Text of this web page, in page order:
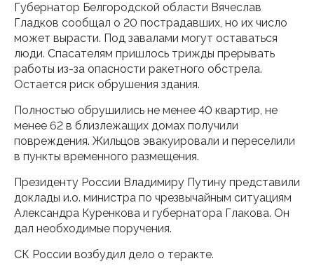
Губернатор Белгородской области Вячеслав
Гладков сообщал о 20 пострадавших, но их число
может вырасти. Под завалами могут оставаться
люди. Спасателям пришлось трижды прерывать
работы из-за опасности ракетного обстрела.
Остается риск обрушения здания.
Полностью обрушились не менее 40 квартир, не
менее 62 в близлежащих домах получили
повреждения. Жильцов эвакуировали и переселили
в пункты временного размещения.
Президенту России Владимиру Путину представили
доклады и.о. министра по чрезвычайным ситуациям
Александра Куренкова и губернатора Глакова. Он
дал необходимые поручения.
СК России возбудил дело о теракте.